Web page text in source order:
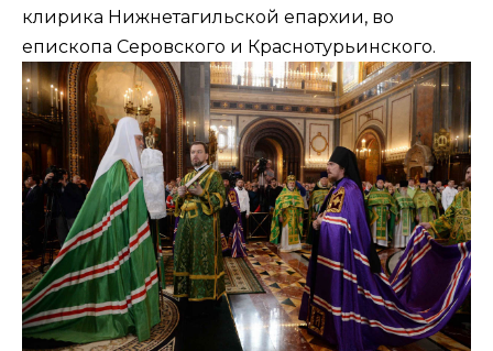
клирика Нижнетагильской епархии, во
епископа Серовского и Краснотурьинского.